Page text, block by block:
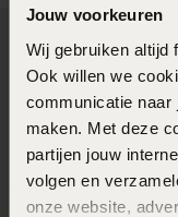
Jouw voorkeuren
Wij gebruiken altijd
Ook willen we
communicatie
maken. Met deze
partijen jouw
volgen en
onze website,